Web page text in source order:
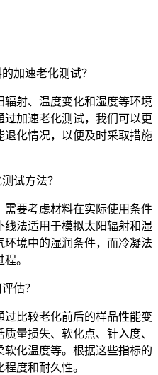
加速老化测试？
射、温度变化和湿度等环境
加速老化测试，我们可以更
化情况，以便及时采取措施
试方法？
要考虑材料在实际使用条件
法适用于模拟太阳辐射和湿
境中的湿润条件，而冷凝法
。
估？
比较老化前后的样品性能变
量损失、软化点、针入度、
化温度等。根据这些指标的
度和耐久性。